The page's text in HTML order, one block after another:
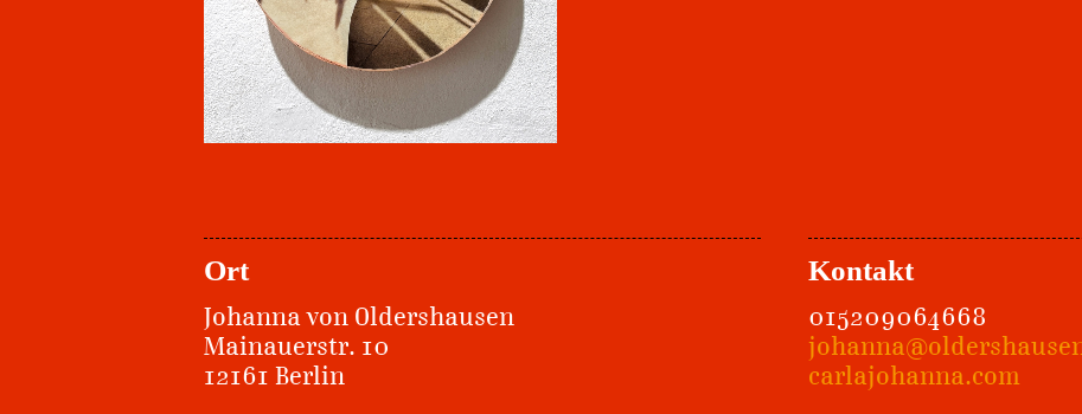
Ort
Johanna von Oldershausen
Mainauerstr. 10
12161 Berlin
Kontakt
015209064668
carlajohanna.com